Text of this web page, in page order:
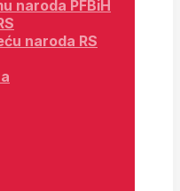
naroda PFBiH
naroda RS